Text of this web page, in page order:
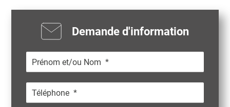
Demande d'information